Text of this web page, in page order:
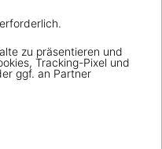
zu präsentieren und
Tracking-Pixel und
ggf. an Partner